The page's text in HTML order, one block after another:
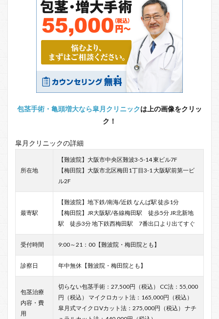
包茎手術・亀頭増大なら皐月クリニックは上の画像をクリッ
ク！
皐月クリニックの詳細
所在地
【難波院】大阪市中央区難波3-5-14 東ビル7F
【梅田院】大阪市北区梅田1丁目3-1 大阪駅前第一ビ
ル2F
最寄駅
【難波院】地下鉄/南海/近鉄 なんば駅 徒歩1分
【梅田院】JR大阪駅/各線梅田駅 徒歩5分 JR北新地
駅 徒歩3分 地下鉄西梅田駅 7番出口より出てすぐ
受付時間 9:00～21：00【難波院・梅田院とも】
診察日 年中無休【難波院・梅田院とも】
包茎治療
内容・費
用
切らない包茎手術：27,500円（税込） CC法：55,000
円（税込） マイクロカット法：165,000円（税込）
皐月式マイクロVカット法：275,000円（税込） ナチ